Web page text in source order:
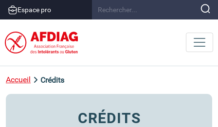
Espace pro
Accueil Crédits
CRÉDITS